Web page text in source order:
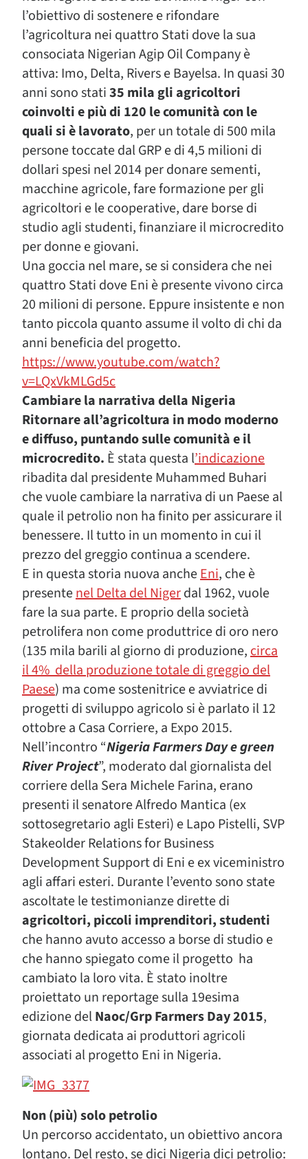
l’obiettivo di sostenere e rifondare
l’agricoltura nei quattro Stati dove la sua
consociata Nigerian Agip Oil Company è
attiva: Imo, Delta, Rivers e Bayelsa. In quasi 30
anni sono stati35 mila gli agricoltori
coinvolti e più di 120 le comunità con le
quali si è lavorato, per un totale di 500 mila
persone toccate dal GRP e di 4,5 milioni di
dollari spesi nel 2014 per donare sementi,
macchine agricole, fare formazione per gli
agricoltori e le cooperative, dare borse di
studio agli studenti, finanziare il microcredito
per donne e giovani.
Una goccia nel mare, se si considera che nei
quattro Stati dove Eni è presente vivono circa
20 milioni di persone. Eppure insistente e non
tanto piccola quanto assume il volto di chi da
anni beneficia del progetto.
https://www.youtube.com/watch?
v=LQxVkMLGd5c
Cambiare la narrativa della Nigeria
Ritornare all’agricoltura in modo moderno
e diffuso, puntando sulle comunità e il
microcredito. È stata questa l’indicazione
ribadita dal presidente Muhammed Buhari
che vuole cambiare la narrativa di un Paese al
quale il petrolio non ha finito per assicurare il
benessere. Il tutto in un momento in cui il
prezzo del greggio continua a scendere.
E in questa storia nuova ancheEni, che è
presentenel Delta del Nigerdal 1962, vuole
fare la sua parte. E proprio della società
petrolifera non come produttrice di oro nero
(135 mila barili al giorno di produzione,circa
il 4% della produzione totale di greggio del
Paese) ma come sostenitrice e avviatrice di
progetti di sviluppo agricolo si è parlato il 12
ottobre a Casa Corriere, a Expo 2015.
Nell’incontro “Nigeria Farmers Day e green
River Project”, moderato dal giornalista del
corriere della Sera Michele Farina, erano
presenti il senatore Alfredo Mantica (ex
sottosegretario agli Esteri) e Lapo Pistelli, SVP
Stakeolder Relations for Business
Development Support di Eni e ex viceministro
agli affari esteri. Durante l’evento sono state
ascoltate le testimonianze dirette di
agricoltori, piccoli imprenditori, studenti
che hanno avuto accesso a borse di studio e
che hanno spiegato come il progetto ha
cambiato la loro vita. È stato inoltre
proiettato un reportage sulla 19esima
edizione delNaoc/Grp Farmers Day 2015,
giornata dedicata ai produttori agricoli
associati al progetto Eni in Nigeria.
Non (più) solo petrolio
Un percorso accidentato, un obiettivo ancora
lontano. Del resto, se dici Nigeria dici petrolio: